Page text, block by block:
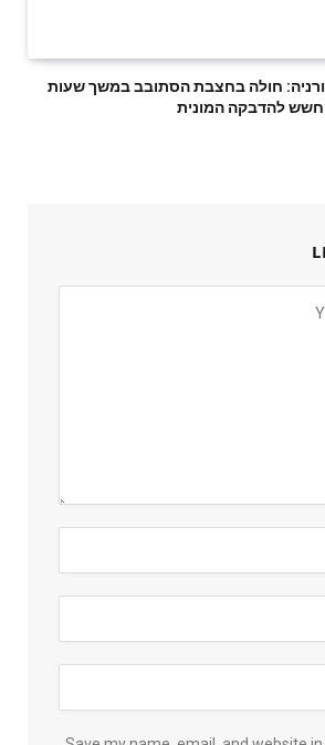
חולה בחצבת הסתובב במשך שעות
חשש להדבקה המונית